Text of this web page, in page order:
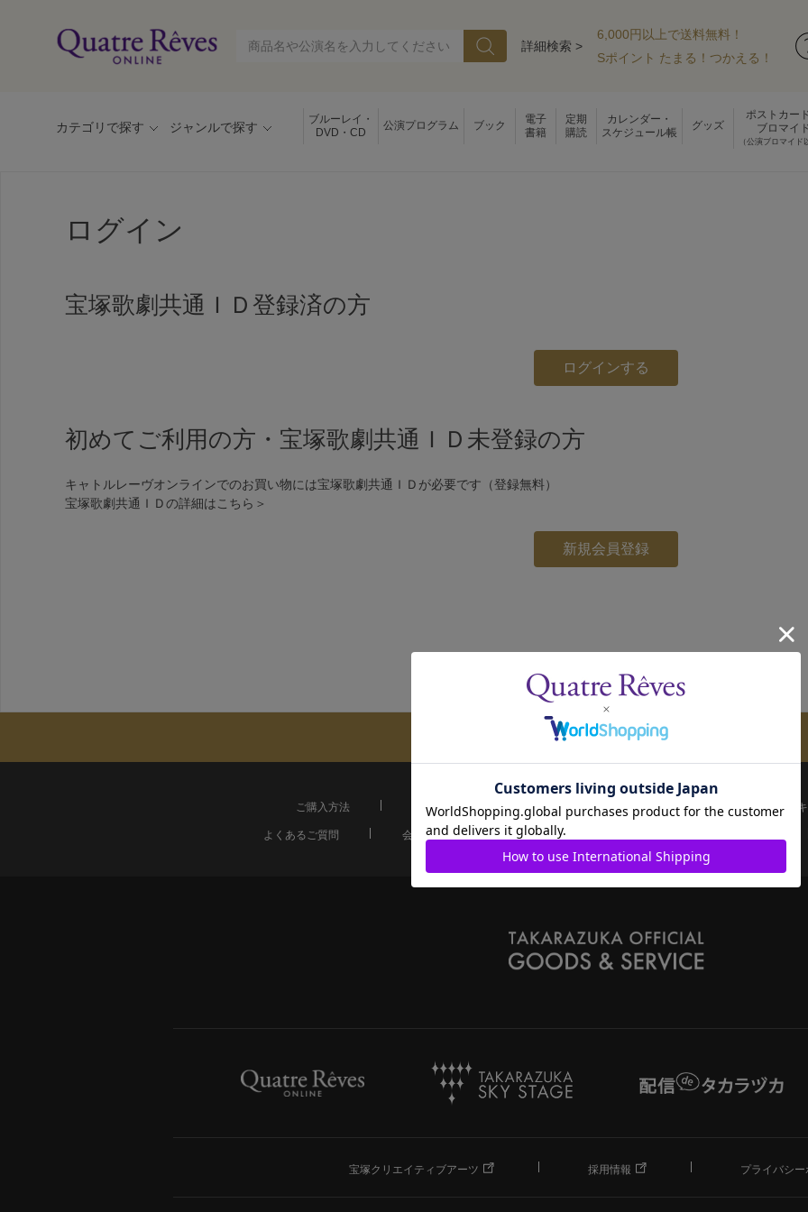
詳細検索 >
6,000円以上で送料無料！
Sポイント たまる！つかえる！
カテゴリで探す ジャンルで探す
ブルーレイ・
DVD・CD
公演プログラム ブック
電子
書籍
定期
購読
カレンダー・
スケジュール帳
グッズ
ポストカー
ブロマイド
（公演ブロマイド
ログイン
宝塚歌劇共通ＩＤ登録済の方
初めてご利用の方・宝塚歌劇共通ＩＤ未登録の方
キャトルレーヴオンラインでのお買い物には宝塚歌劇共通ＩＤが必要です（登録無料）
宝塚歌劇共通ＩＤの詳細は こちら＞
メールマガジンのご案内
ご購入方法 配送について お支払い方法 決済について
よくあるご質問
会員ページ 宝塚歌劇共通ID新規会員登録
宝塚クリエイティブアーツ 採用情報 プライバシ